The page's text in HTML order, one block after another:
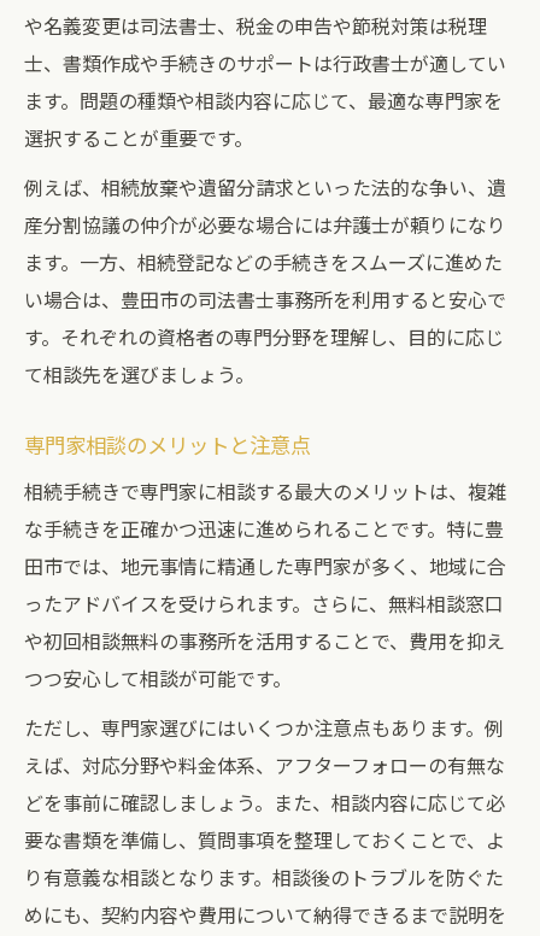
や名義変更は司法書士、税金の申告や節税対策は税理
士、書類作成や手続きのサポートは行政書士が適してい
ます。問題の種類や相談内容に応じて、最適な専門家を
選択することが重要です。
例えば、相続放棄や遺留分請求といった法的な争い、遺
産分割協議の仲介が必要な場合には弁護士が頼りになり
ます。一方、相続登記などの手続きをスムーズに進めた
い場合は、豊田市の司法書士事務所を利用すると安心で
す。それぞれの資格者の専門分野を理解し、目的に応じ
て相談先を選びましょう。
専門家相談のメリットと注意点
相続手続きで専門家に相談する最大のメリットは、複雑
な手続きを正確かつ迅速に進められることです。特に豊
田市では、地元事情に精通した専門家が多く、地域に合
ったアドバイスを受けられます。さらに、無料相談窓口
や初回相談無料の事務所を活用することで、費用を抑え
つつ安心して相談が可能です。
ただし、専門家選びにはいくつか注意点もあります。例
えば、対応分野や料金体系、アフターフォローの有無な
どを事前に確認しましょう。また、相談内容に応じて必
要な書類を準備し、質問事項を整理しておくことで、よ
り有意義な相談となります。相談後のトラブルを防ぐた
めにも、契約内容や費用について納得できるまで説明を